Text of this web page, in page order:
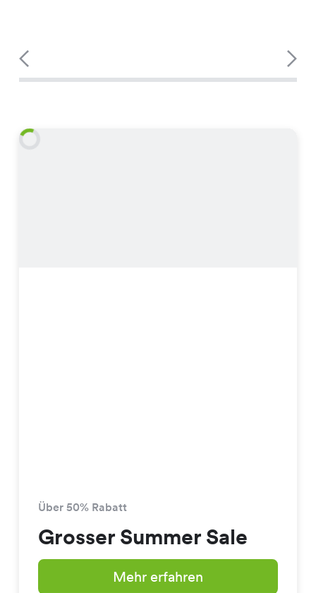
Über 50% Rabatt
Grosser Summer Sale
Mehr erfahren